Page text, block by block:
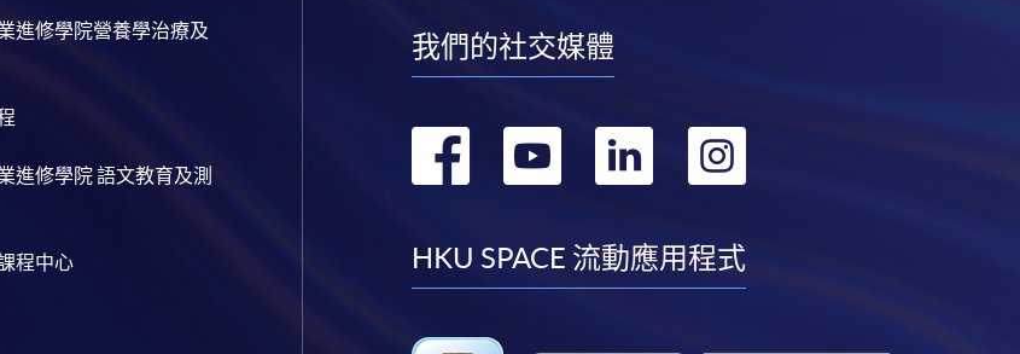
進修學院營養學治療及
進修學院 語文教育及測
程中心
我們的社交媒體
轉
facebook
轉
youtube
轉
linkedin
轉
instagram
HKU SPACE 流動應用程式